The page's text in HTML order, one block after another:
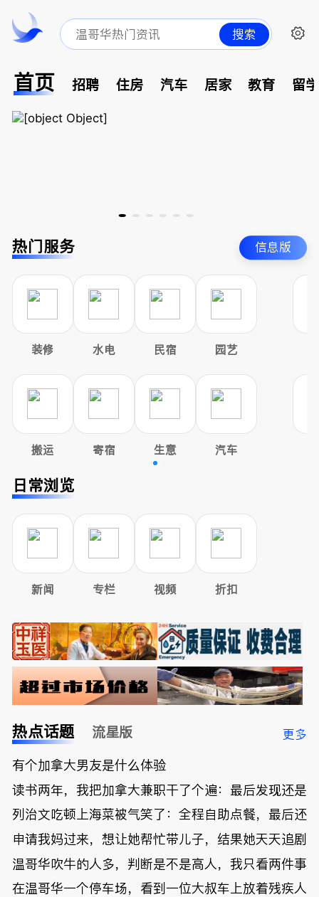
搜索
首页 招聘 住房 汽车 居家 教育 留
热门服务 信息版
装修 水电 民宿 园艺
搬运 寄宿 生意 汽车
日常浏览
新闻 专栏 视频 折扣
热点话题 流星版 更多
有个加拿大男友是什么体验
读书两年，我把加拿大兼职干了个遍：最后发现还是
列治文吃顿上海菜被气笑了：全程自助点餐，最后还
申请我妈过来，想让她帮忙带儿子，结果她天天追剧
温哥华吹牛的人多，判断是不是高人，我只看两件事
在温哥华一个停车场，看到一位大叔车上放着残疾人